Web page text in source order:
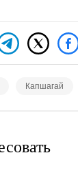
Капшагай